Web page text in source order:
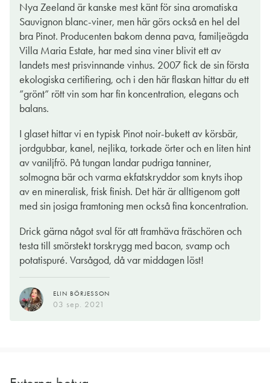
Nya Zeeland är kanske mest känt för sina aromatiska
Sauvignon blanc-viner, men här görs också en hel del
bra Pinot. Producenten bakom denna pava, familjeägda
Villa Maria Estate, har med sina viner blivit ett av
landets mest prisvinnande vinhus. 2007 fick de sin första
ekologiska certifiering, och i den här flaskan hittar du ett
”grönt” rött vin som har fin koncentration, elegans och
balans.
I glaset hittar vi en typisk Pinot noir-bukett av körsbär,
jordgubbar, kanel, nejlika, torkade örter och en liten hint
av vaniljfrö. På tungan landar pudriga tanniner,
solmogna bär och varma ekfatskryddor som knyts ihop
av en mineralisk, frisk finish. Det här är alltigenom gott
med sin josiga framtoning men också fina koncentration.
Drick gärna något sval för att framhäva fräschören och
testa till smörstekt torskrygg med bacon, svamp och
potatispuré. Varsågod, då var middagen löst!
ELIN BÖRJESSON
03 sep. 2021